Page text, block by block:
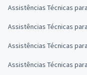
Assistências Técnicas
Assistências Técnicas
Assistências Técnicas
Assistências Técnicas